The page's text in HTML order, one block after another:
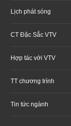
Lịch phát sóng
CT Đặc Sắc VTV
Hợp tác với VTV
TT chương trình
Tin tức ngành